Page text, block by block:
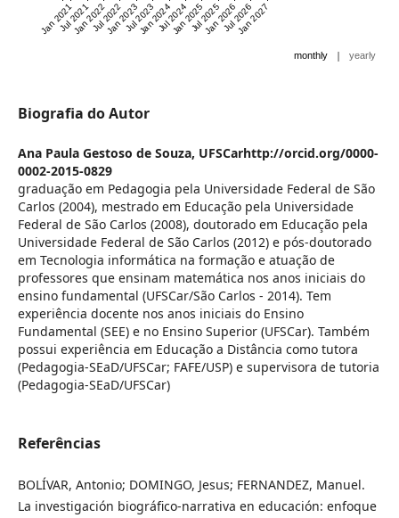
Jan 2021Jul 2021
Jan 2022Jul 2022
Jan 2023Jul 2023
Jan 2024Jul 2024
Jan 2025Jul 2025
Jan 2026Jul 2026
Jan 2027
monthly | yearly
Biografia do Autor
Ana Paula Gestoso de Souza, UFSCarhttp://orcid.org/0000-
0002-2015-0829
graduação em Pedagogia pela Universidade Federal de São
Carlos (2004), mestrado em Educação pela Universidade
Federal de São Carlos (2008), doutorado em Educação pela
Universidade Federal de São Carlos (2012) e pós-doutorado
em Tecnologia informática na formação e atuação de
professores que ensinam matemática nos anos iniciais do
ensino fundamental (UFSCar/São Carlos - 2014). Tem
experiência docente nos anos iniciais do Ensino
Fundamental (SEE) e no Ensino Superior (UFSCar). Também
possui experiência em Educação a Distância como tutora
(Pedagogia-SEaD/UFSCar; FAFE/USP) e supervisora de tutoria
(Pedagogia-SEaD/UFSCar)
Referências
BOLÍVAR, Antonio; DOMINGO, Jesus; FERNANDEZ, Manuel.
La investigación biográfico-narrativa en educación: enfoque